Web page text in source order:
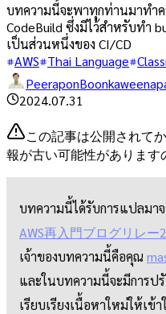
บทความนี้จะพาทุกท่านมาทำค
CodeBuild ซึ่งมีไว้สำหรับทำ
เป็นส่วนหนึ่งของ CI/CD
AWS Thai Language
2024.07.31
この記事は公開されて
報が古い可能性があります
บทความนี้ได้รับการแปลม
AWS再入門ブログリレー
เจ้าของบทความนี้คือคุณ
และในบทความนี้จะมีการป
เรียบเรียงเนื้อหาใหม่ให้เข้